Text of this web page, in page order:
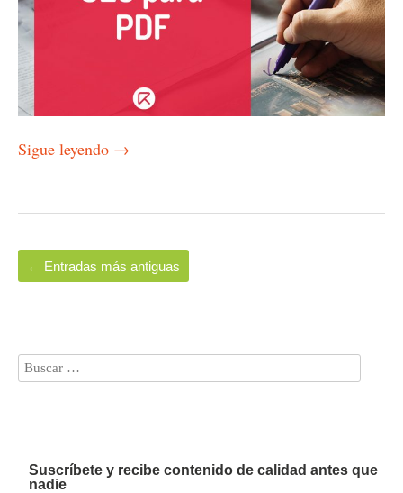
Sigue leyendo →
← Entradas más antiguas
Suscríbete y recibe contenido de calidad antes que
nadie